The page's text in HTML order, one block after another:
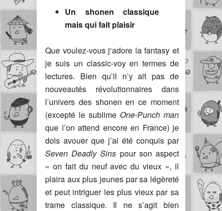
Un shonen classique
mais qui fait plaisir
Que voulez-vous j‘adore la fantasy et
je suis un classic-voy en termes de
lectures. Bien qu’il n’y ait pas de
nouveautés révolutionnaires dans
l’univers des shonen en ce moment
(excepté le sublime One-Punch man
que l’on attend encore en France) je
dois avouer que j’ai été conquis par
Seven Deadly Sins pour son aspect
« on fait du neuf avec du vieux », il
plaira aux plus jeunes par sa légèreté
et peut intriguer les plus vieux par sa
trame classique. Il ne s’agit bien